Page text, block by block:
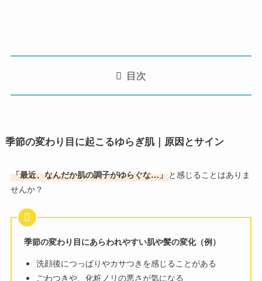
目次
季節の変わり目に起こるゆらぎ肌｜原因とサイン
「最近、なんだか肌の調子がゆらぐな…」と感じることはありま
せんか？
季節の変わり目にあらわれやすい肌や髪の変化（例）
洗顔後につっぱりやカサつきを感じることがある
ごわつきや、化粧ノリの悪さが気になる